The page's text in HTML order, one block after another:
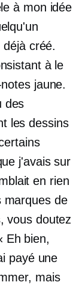
à mon idée
créé.
à le
jaune.
des
les dessins
j'avais sur
en rien
marques de
vous doutez
Eh bien,
payé une
mais